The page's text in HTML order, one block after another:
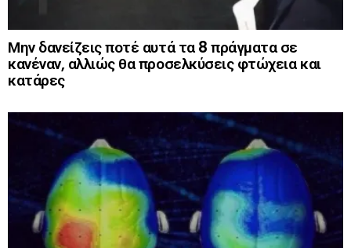
Μην δανείζεις ποτέ αυτά τα 8 πράγματα σε
κανέναν, αλλιώς θα προσελκύσεις φτώχεια και
κατάρες